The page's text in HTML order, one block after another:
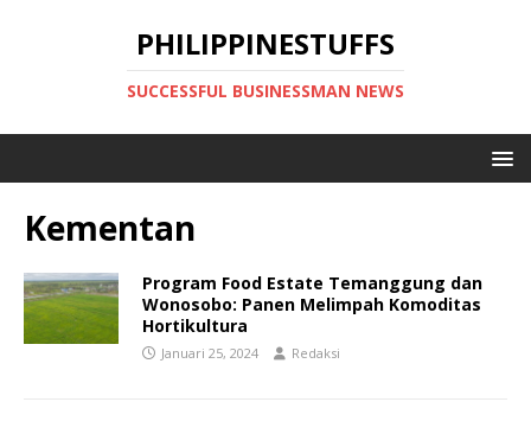
PHILIPPINESTUFFS
SUCCESSFUL BUSINESSMAN NEWS
Kementan
Program Food Estate Temanggung dan
Wonosobo: Panen Melimpah Komoditas
Hortikultura
Januari 25, 2024 Redaksi